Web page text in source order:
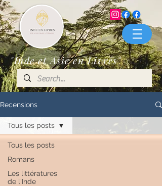
"Inde et Asie en Livres"
Recensions
Tous les posts
Romans
Les littératures
de l'Inde
Tous les posts